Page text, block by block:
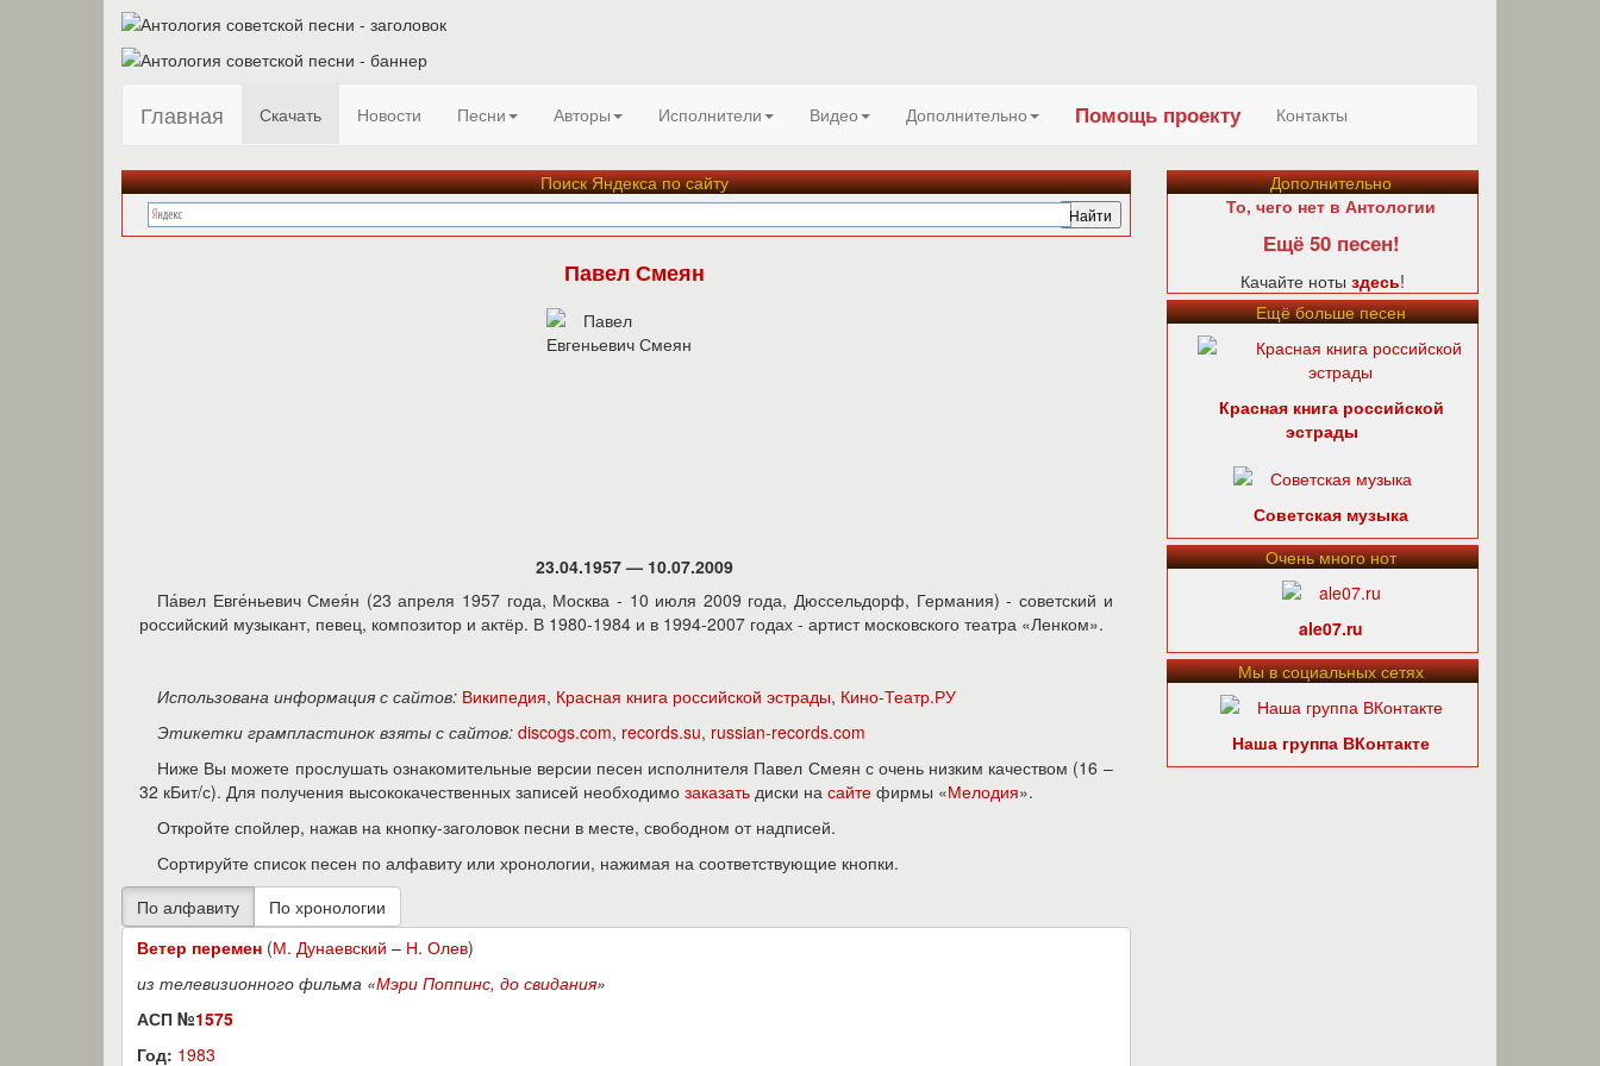
Главная Скачать Новости Песни Авторы Исполнители Видео Дополнительно Помощь проекту Контакты
Поиск Яндекса по сайту
Павел Смеян
23.04.1957 — 10.07.2009
Па́вел Евге́ньевич Смея́н (23 апреля 1957 года, Москва - 10 июля 2009 года, Дюссельдорф, Германия) - советский и
российский музыкант, певец, композитор и актёр. В 1980-1984 и в 1994-2007 годах - артист московского театра «Ленком».
Использована информация с сайтов: Википедия, Красная книга российской эстрады, Кино-Театр.РУ
Этикетки грампластинок взяты с сайтов: discogs.com, records.su, russian-records.com
Ниже Вы можете прослушать ознакомительные версии песен исполнителя Павел Смеян с очень низким качеством (16 –
32 кБит/с). Для получения высококачественных записей необходимо заказать диски на сайте фирмы «Мелодия».
Откройте спойлер, нажав на кнопку-заголовок песни в месте, свободном от надписей.
Сортируйте список песен по алфавиту или хронологии, нажимая на соответствующие кнопки.
Ветер перемен (М. Дунаевский – Н. Олев)
из телевизионного фильма «Мэри Поппинс, до свидания»
АСП №1575
Год: 1983
Дополнительно
То, чего нет в Антологии
Ещё 50 песен!
Качайте ноты здесь!
Ещё больше песен
Красная книга российской
эстрады
Советская музыка
Очень много нот
ale07.ru
Мы в социальных сетях
Наша группа ВКонтакте